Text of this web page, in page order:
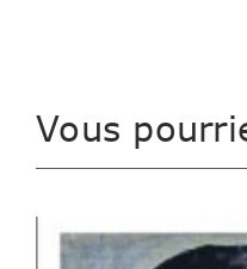
Vous